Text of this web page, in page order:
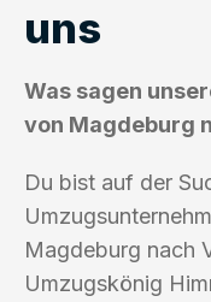
uns
Was sagen
von Magdeburg
Du bist auf der
Magdeburg nach
Umzugskönig